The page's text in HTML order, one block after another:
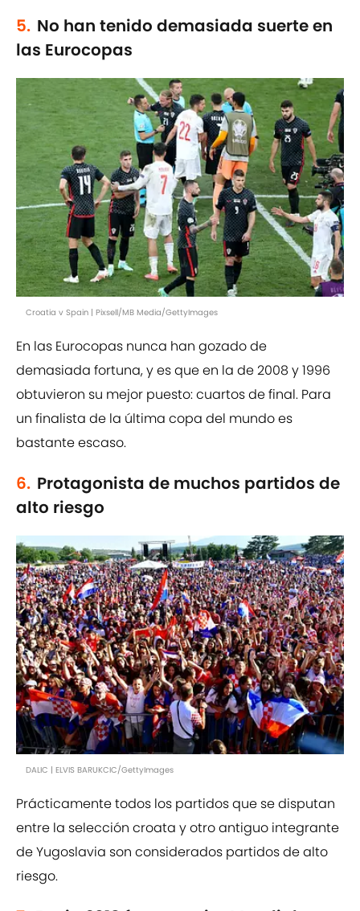
5. No han tenido demasiada suerte en
las Eurocopas
Croatia v Spain | Pixsell/MB Media/GettyImages
En las Eurocopas nunca han gozado de
demasiada fortuna, y es que en la de 2008 y 1996
obtuvieron su mejor puesto: cuartos de final. Para
un finalista de la última copa del mundo es
bastante escaso.
6. Protagonista de muchos partidos de
alto riesgo
DALIC | ELVIS BARUKCIC/GettyImages
Prácticamente todos los partidos que se disputan
entre la selección croata y otro antiguo integrante
de Yugoslavia son considerados partidos de alto
riesgo.